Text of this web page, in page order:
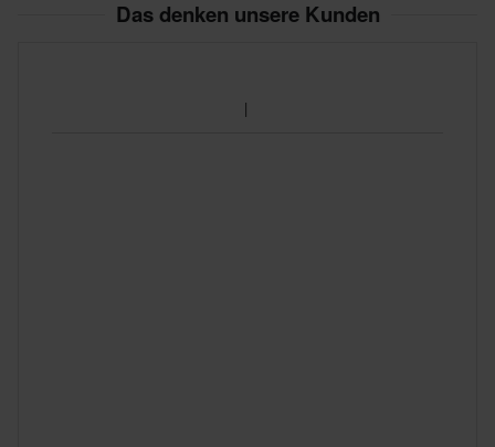
Das denken unsere Kunden